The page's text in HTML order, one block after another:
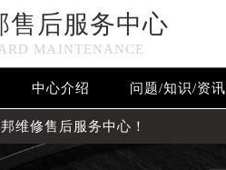
售后服务中心
MAINTENANCE
中心介绍 问题/知识/资讯
维修售后服务中心！